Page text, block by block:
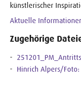
künstlerischer
Aktuelle
Zugehörige
Hinrich Alpers/Foto: